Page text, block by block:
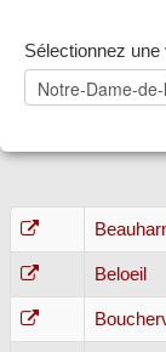
Sélectionnez une
Beloeil